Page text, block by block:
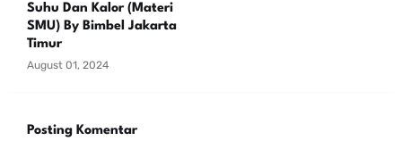
Suhu Dan Kalor (Materi
SMU) By Bimbel Jakarta
Timur
August 01, 2024
Posting Komentar